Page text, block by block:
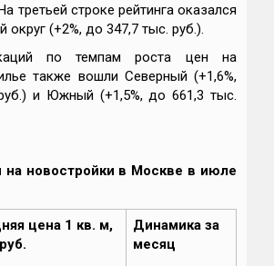
третьей строке рейтинга оказался
округ (+2%, до 347,7 тыс. руб.).
по темпам роста цен на
также вошли Северный (+1,6%,
и Южный (+1,5%, до 661,3 тыс.
на новостройки в Москве в июле
цена 1 кв. м,
Динамика за
месяц